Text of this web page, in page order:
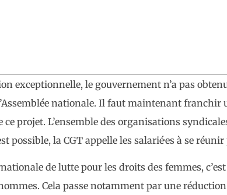
exceptionnelle, le gouvernement n’a pas
nationale. Il faut maintenant franchir
projet. L’ensemble des organisations
possible, la CGT appelle les salarié·es à se
de lutte pour les droits des femmes,
Cela passe notamment par une